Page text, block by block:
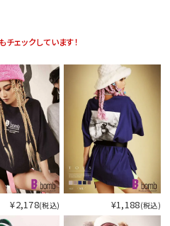
ェックしています！
¥2,178(税込) ¥1,188(税込)